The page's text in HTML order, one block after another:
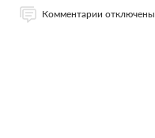
Комментарии отключены